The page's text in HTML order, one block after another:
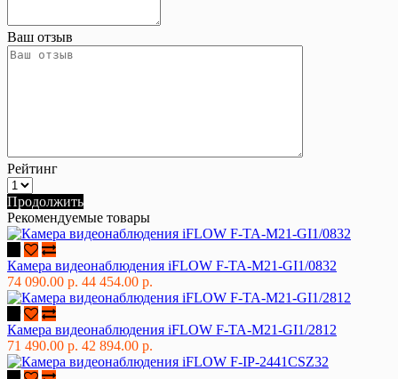
Ваш отзыв
Рейтинг
Продолжить
Рекомендуемые товары
Камера видеонаблюдения iFLOW F-TA-M21-GI1/0832
74 090.00 р. 44 454.00 р.
Камера видеонаблюдения iFLOW F-TA-M21-GI1/2812
71 490.00 р. 42 894.00 р.